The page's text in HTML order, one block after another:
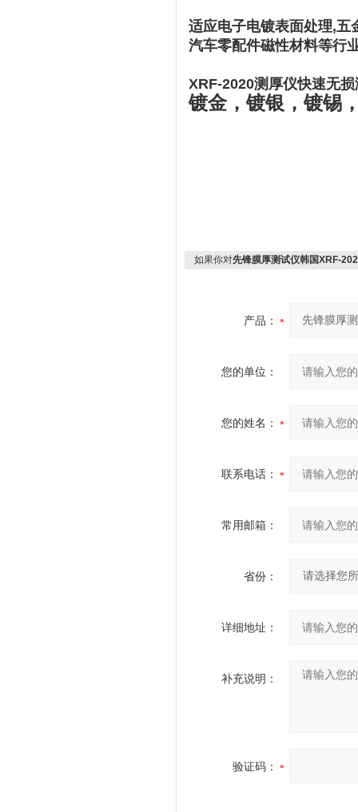
适应电子电镀表面处理,五
汽车零配件磁性材料等行
XRF-2020测厚仪快速无损
镀金，镀银，镀锡
如果你对先锋膜厚测试仪韩国XRF-
产品：
您的单位：
您的姓名：
联系电话：
常用邮箱：
省份：
详细地址：
补充说明：
验证码：